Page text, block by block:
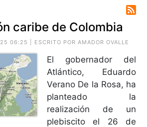
caribe de Colombia
06:25 | ESCRITO POR AMADOR OVALLE
El gobernador del
Atlántico, Eduardo
Verano De la Rosa, ha
planteado la
realización de un
plebiscito el 26 de